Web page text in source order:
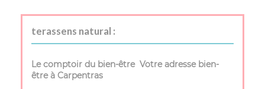
terassens natural :
Le comptoir du bien-être Votre adresse bien-
être à Carpentras